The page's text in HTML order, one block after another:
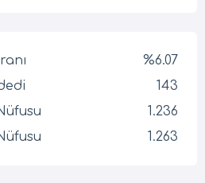
%6.07
143
1.236
1.263